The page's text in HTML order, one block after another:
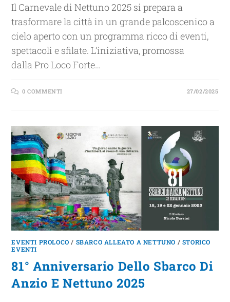
Il Carnevale di Nettuno 2025 si prepara a
trasformare la città in un grande palcoscenico a
cielo aperto con un programma ricco di eventi,
spettacoli e sfilate. L’iniziativa, promossa
dalla Pro Loco Forte…
0 COMMENTI 27/02/2025
EVENTI PROLOCO / SBARCO ALLEATO A NETTUNO / STORICO
EVENTI
81° Anniversario Dello Sbarco Di
Anzio E Nettuno 2025